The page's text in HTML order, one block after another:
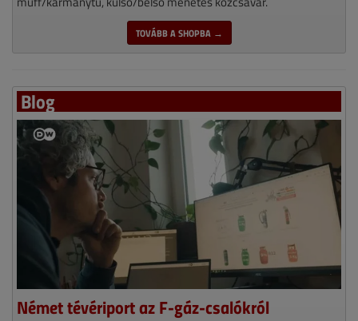
TOVÁBB A SHOPBA →
Blog
Német tévériport az F-gáz-csalókról